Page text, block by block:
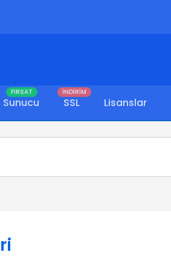
FIRSAT
Sunucu
İNDİRİM
SSL Lisanslar